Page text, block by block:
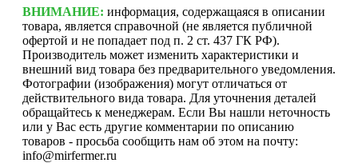
ВНИМАНИЕ: информация, содержащаяся в описании
товара, является справочной (не является публичной
офертой и не попадает под п. 2 ст. 437 ГК РФ).
Производитель может изменить характеристики и
внешний вид товара без предварительного уведомления.
Фотографии (изображения) могут отличаться от
действительного вида товара. Для уточнения деталей
обращайтесь к менеджерам. Если Вы нашли неточность
или у Вас есть другие комментарии по описанию
товаров - просьба сообщить нам об этом на почту:
info@mirfermer.ru